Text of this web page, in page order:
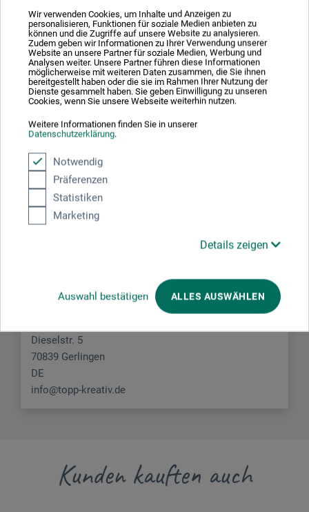
Wir verwenden Cookies, um Inhalte und Anzeigen zu
personalisieren, Funktionen für soziale Medien anbieten zu
können und die Zugriffe auf unsere Website zu analysieren.
Zudem geben wir Informationen zu Ihrer Verwendung unserer
Website an unsere Partner für soziale Medien, Werbung und
Analysen weiter. Unsere Partner führen diese Informationen
möglicherweise mit weiteren Daten zusammen, die Sie ihnen
bereitgestellt haben oder die sie im Rahmen Ihrer Nutzung der
Dienste gesammelt haben. Sie geben Einwilligung zu unseren
Cookies, wenn Sie unsere Webseite weiterhin nutzen.
Weitere Informationen finden Sie in unserer
Datenschutzerklärung.
Notwendig
Präferenzen
Statistiken
Marketing
Details zeigen
Auswahl bestätigen ALLES AUSWÄHLEN
Produktbewertungen (0)
Schreiben Sie die erste Bewertung zu diesem Produkt
JETZT PRODUKT BEWERTEN
Hersteller-Kontakt
diesem Produkt.
Dieselstr. 5
70839 Gerlingen
DE
info@topp-kreativ.de
Kunden kauften auch